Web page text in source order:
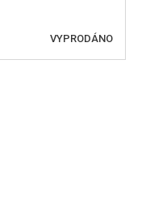
VYPRODÁNO